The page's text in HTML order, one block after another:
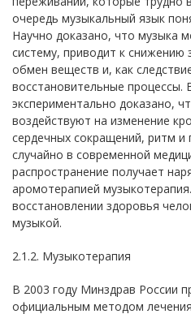
очередь музыкальный язык
Научно доказано, что музыка
систему, приводит к снижению
обмен веществ и, как
восстановительные процессы.
экспериментально доказано,
воздействуют на изменение
сердечных сокращений, ритм и
случайно в современной
распространение получает
аромотерапией
восстановлении здоровья
музыкой.
2.1.2. Музыкотерапия
В 2003 году Минздрав России
официальным методом